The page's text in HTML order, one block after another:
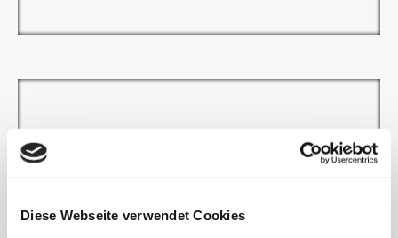
Diese Webseite verwendet Cookies